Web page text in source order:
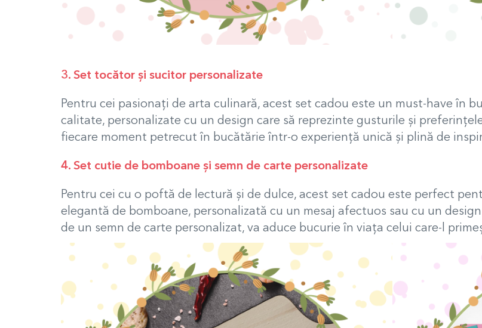
3. Set tocător și sucitor personalizate
Pentru cei pasionați de arta culinară, acest set cadou este un must-have în
calitate, personalizate cu un design care să reprezinte gusturile și
fiecare moment petrecut în bucătărie într-o experiență unică și plină de
4. Set cutie de bomboane și semn de carte personalizate
Pentru cei cu o poftă de lectură și de dulce, acest set cadou este perfect
elegantă de bomboane, personalizată cu un mesaj afectuos sau cu un
de un semn de carte personalizat, va aduce bucurie în viața celui care-l